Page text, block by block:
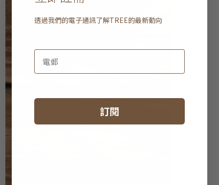
透過我們的電子通訊了解TREE的最新動向
訂閱